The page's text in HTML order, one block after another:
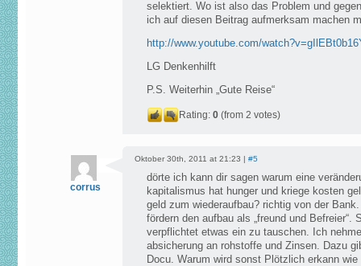
selektiert. Wo ist also das Problem und
ich auf diesen Beitrag aufmerksam machen
http://www.youtube.com/
LG Denkenhilft
P.S. Weiterhin „Gute Reise“
Rating: 0 (from 2 votes)
corrus
Oktober 30th, 2011 at 21:23 | #5
dörte ich kann dir sagen warum eine
kapitalismus hat hunger und kriege kosten
geld zum wiederaufbau? richtig von der Bank.
fördern den aufbau als „freund und Befreier“.
verpflichtet etwas ein zu tauschen. Ich
absicherung an rohstoffe und Zinsen. Dazu
Docu. Warum wird sonst Plötzlich erkann wie